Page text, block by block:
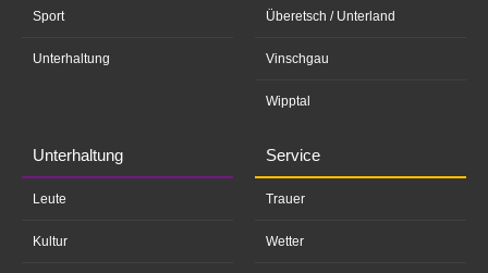
Sport
Unterhaltung
Überetsch / Unterland
Vinschgau
Wipptal
Unterhaltung
Leute
Kultur
Service
Trauer
Wetter